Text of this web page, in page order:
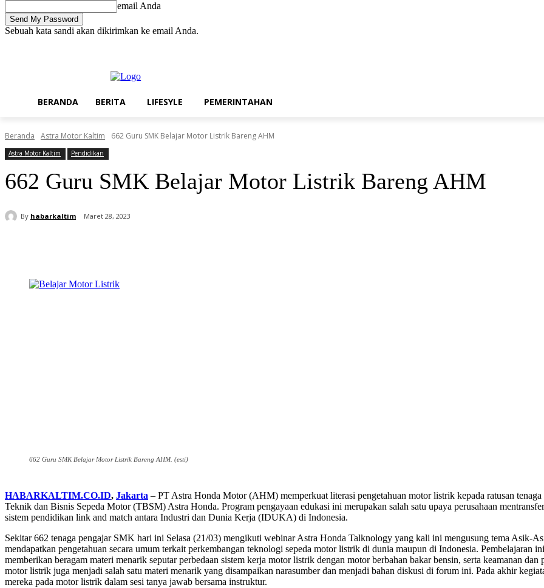
email Anda
Sebuah kata sandi akan dikirimkan ke email Anda.
BERANDA BERITA LIFESYLE PEMERINTAHAN
Beranda Astra Motor Kaltim 662 Guru SMK Belajar Motor Listrik Bareng AHM
Astra Motor Kaltim Pendidikan
662 Guru SMK Belajar Motor Listrik Bareng AHM
By habarkaltim Maret 28, 2023
662 Guru SMK Belajar Motor Listrik Bareng AHM. (esti)
HABARKALTIM.CO.ID, Jakarta – PT Astra Honda Motor (AHM) memperkuat literasi pengetahuan motor listrik kepada ratusan
Teknik dan Bisnis Sepeda Motor (TBSM) Astra Honda. Program pengayaan edukasi ini merupakan salah satu upaya perusahaan
sistem pendidikan link and match antara Industri dan Dunia Kerja (IDUKA) di Indonesia.
Sekitar 662 tenaga pengajar SMK hari ini Selasa (21/03) mengikuti webinar Astra Honda Talknology yang kali ini mengusung tema Asik-
mendapatkan pengetahuan secara umum terkait perkembangan teknologi sepeda motor listrik di dunia maupun di Indonesia.
memberikan beragam materi menarik seputar perbedaan sistem kerja motor listrik dengan motor berbahan bakar bensin, serta keamanan
motor listrik juga menjadi salah satu materi menarik yang disampaikan narasumber dan menjadi bahan diskusi di forum ini. Pada akhir
mereka pada motor listrik dalam sesi tanya jawab bersama instruktur.